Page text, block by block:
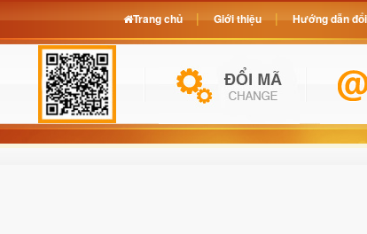
Trang chủ Giới thiệu Hướng dẫn